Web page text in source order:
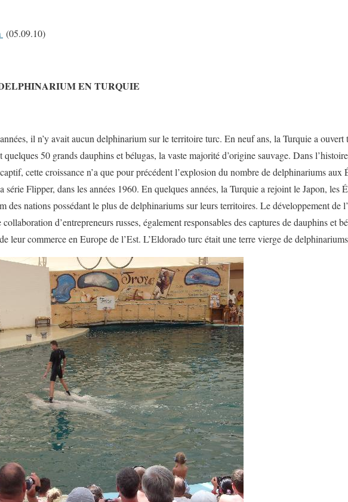
(05.09.10)
EN TURQUIE
il n’y avait aucun delphinarium sur le territoire turc. En neuf ans, la Turquie a ouvert
50 grands dauphins et bélugas, la vaste majorité d’origine sauvage. Dans
cette croissance n’a que pour précédent l’explosion du nombre de delphinariums aux
série Flipper, dans les années 1960. En quelques années, la Turquie a rejoint le Japon, les
des nations possédant le plus de delphinariums sur leurs territoires. Le développement de
collaboration d’entrepreneurs russes, également responsables des captures de dauphins et
leur commerce en Europe de l’Est. L’Eldorado turc était une terre vierge de